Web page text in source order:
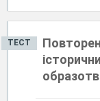
ТЕСТ